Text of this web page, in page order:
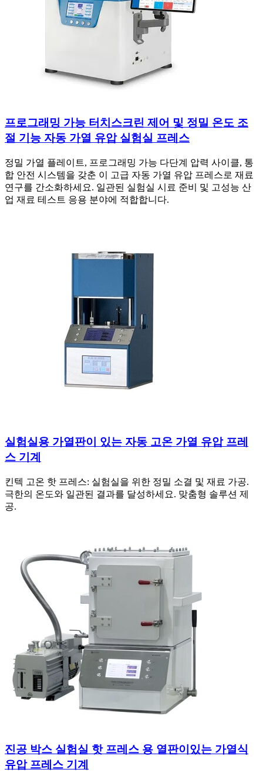
프로그래밍 가능 터치스크린 제어 및 정밀 온도 조
절 기능 자동 가열 유압 실험실 프레스
정밀 가열 플레이트, 프로그래밍 가능 다단계 압력 사이클, 통
합 안전 시스템을 갖춘 이 고급 자동 가열 유압 프레스로 재료
연구를 간소화하세요. 일관된 실험실 시료 준비 및 고성능 산
업 재료 테스트 응용 분야에 적합합니다.
실험실용 가열판이 있는 자동 고온 가열 유압 프레
스 기계
킨텍 고온 핫 프레스: 실험실을 위한 정밀 소결 및 재료 가공.
극한의 온도와 일관된 결과를 달성하세요. 맞춤형 솔루션 제
공.
진공 박스 실험실 핫 프레스 용 열판이있는 가열식
유압 프레스 기계